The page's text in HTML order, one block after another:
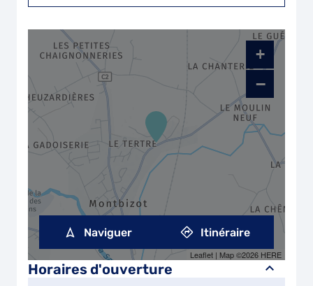
Horaires d'ouverture
+
−
Leaflet | Map ©2026 HERE
Naviguer Itinéraire